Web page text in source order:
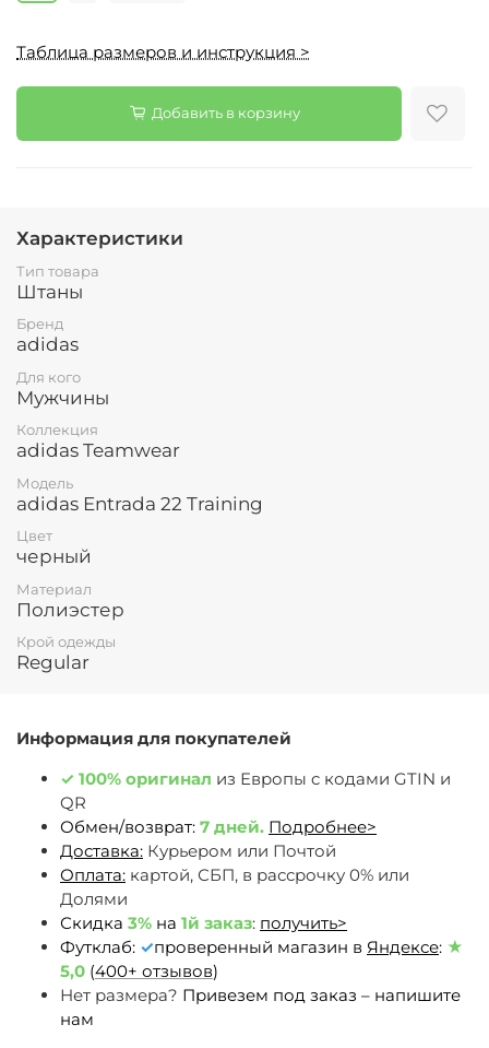
Таблица размеров и инструкция >
Добавить в корзину
Информация для покупателей
✓ 100% оригинал из Европы c кодами GTIN и
QR
Обмен/возврат: 7 дней. Подробнее>
Доставка: Курьером или Почтой
Оплата: картой, СБП, в рассрочку 0% или
Долями
Скидка 3% на 1й заказ: получить>
Футклаб: ✓проверенный магазин в Яндексе: ★
5,0 (400+ отзывов)
Нет размера? Привезем под заказ – напишите
нам
Характеристики
Тип товара
Штаны
Бренд
adidas
Для кого
Мужчины
Коллекция
adidas Teamwear
Модель
adidas Entrada 22 Training
Цвет
черный
Материал
Полиэстер
Крой одежды
Regular